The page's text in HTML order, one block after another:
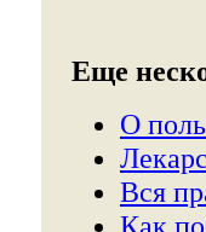
Еще
О
Вся
Как